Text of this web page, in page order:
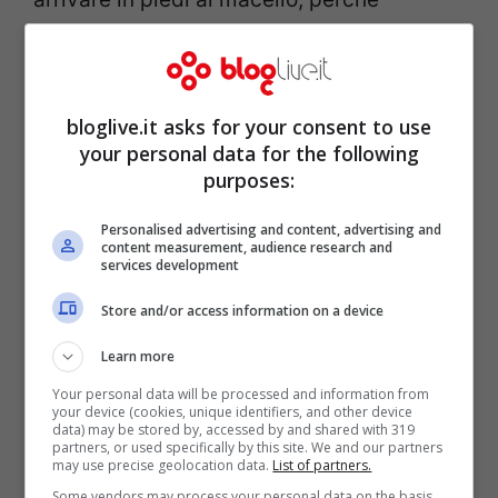
Se attualmente esiste una norma
comunitaria generale europea sulla
protezione degli animali negli allevamenti,
bloglive.it asks for your consent to use
your personal data for the following
purposes:
Personalised advertising and content, advertising and
content measurement, audience research and
services development
Store and/or access information on a device
Learn more
Your personal data will be processed and information from
your device (cookies, unique identifiers, and other device
data) may be stored by, accessed by and shared with 319
partners, or used specifically by this site. We and our partners
may use precise geolocation data. List of partners.